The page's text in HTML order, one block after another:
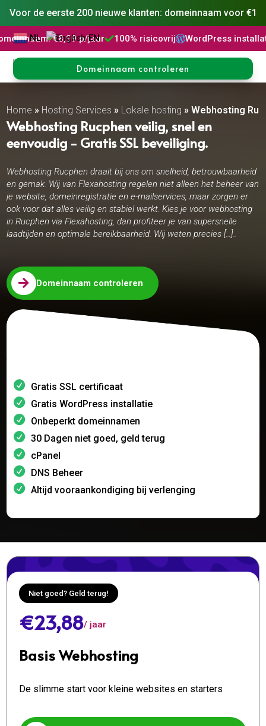
Voor de eerste 200 nieuwe klanten: domeinnaam voor €1
€8,99 p/jaar100% risicovrijWordPress installatieDNS
NL EN
Domeinnaam controleren
Home » Hosting Services » Lokale hosting »Webhosting
Webhosting Rucphen veilig, snel en
eenvoudig - Gratis SSL beveiliging.
Webhosting Rucphen draait bij ons om snelheid, betrouwbaarheid
en gemak. Wij van Flexahosting regelen niet alleen het beheer van
je website, domeinregistratie en e-mailservices, maar zorgen er
ook voor dat alles veilig en stabiel werkt. Kies je voor webhosting
in Rucphen via Flexahosting, dan profiteer je van supersnelle
laadtijden en optimale bereikbaarheid. Wij weten precies […]..
 Domeinnaam controleren
Gratis SSL certificaat
Gratis WordPress installatie
Onbeperkt domeinnamen
30 Dagen niet goed, geld terug
cPanel
DNS Beheer
Altijd vooraankondiging bij verlenging
Niet goed? Geld terug!
€23,88/ jaar
Basis Webhosting
De slimme start voor kleine websites en starters